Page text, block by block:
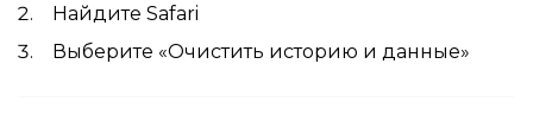
Найдите Safari
Выберите «Очистить историю и данные»